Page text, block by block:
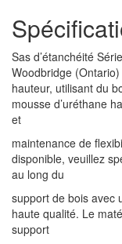
Sas d’étanchéité
Woodbridge
hauteur, utilisant du
mousse d’uréthane
et
maintenance de
disponible, veuillez
au long du
support de bois avec
haute qualité. Le
support